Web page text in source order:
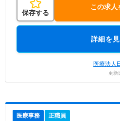
保存する
この求人
詳細を
医療法人
更
医療事務 正職員